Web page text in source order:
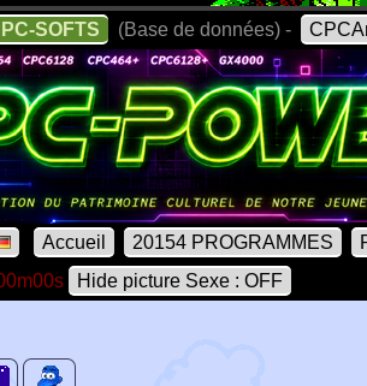
SOFTS (Base de données) -
Accueil 20154 PROGRAMMES
Hide picture Sexe : OFF